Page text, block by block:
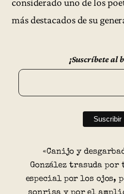
considerado uno de los
más destacados de su
¡Suscríbete al
«Canijo y
González trasuda por
especial por los ojos,